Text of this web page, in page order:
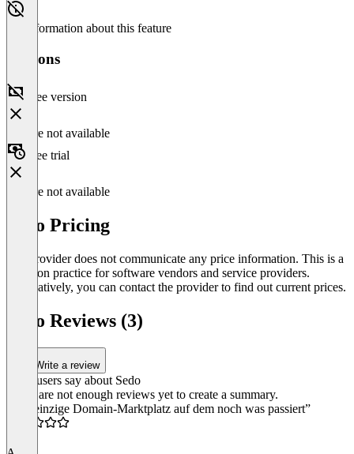
No information about this feature
Versions
Free version
Feature not available
Free trial
Feature not available
Sedo Pricing
The provider does not communicate any price information. This is a
common practice for software vendors and service providers.
Alternatively, you can contact the provider to find out current prices.
Sedo Reviews (3)
Write a review
What users say about Sedo
There are not enough reviews yet to create a summary.
“Der einzige Domain-Marktplatz auf dem noch was passiert”